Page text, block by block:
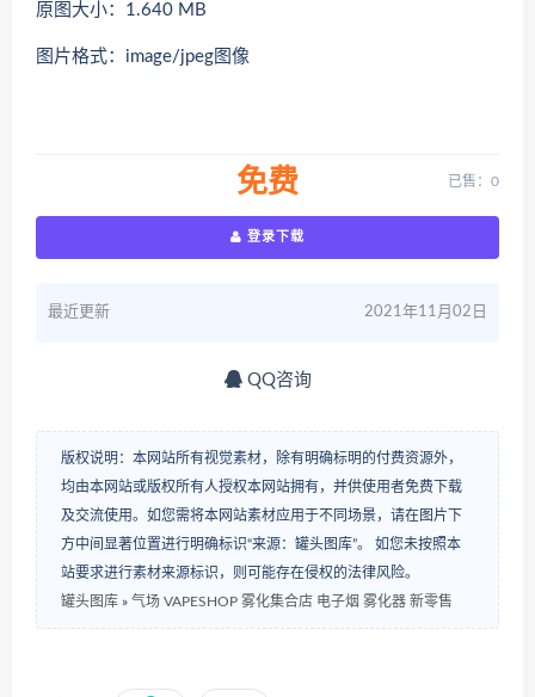
原图大小：1.640 MB
图片格式：image/jpeg图像
免费 已售：0
登录下载
最近更新 2021年11月02日
QQ咨询
版权说明：本网站所有视觉素材，除有明确标明的付费资源外，
均由本网站或版权所有人授权本网站拥有，并供使用者免费下载
及交流使用。如您需将本网站素材应用于不同场景，请在图片下
方中间显著位置进行明确标识“来源：罐头图库”。 如您未按照本
站要求进行素材来源标识，则可能存在侵权的法律风险。
罐头图库 » 气场 VAPESHOP 雾化集合店 电子烟 雾化器 新零售